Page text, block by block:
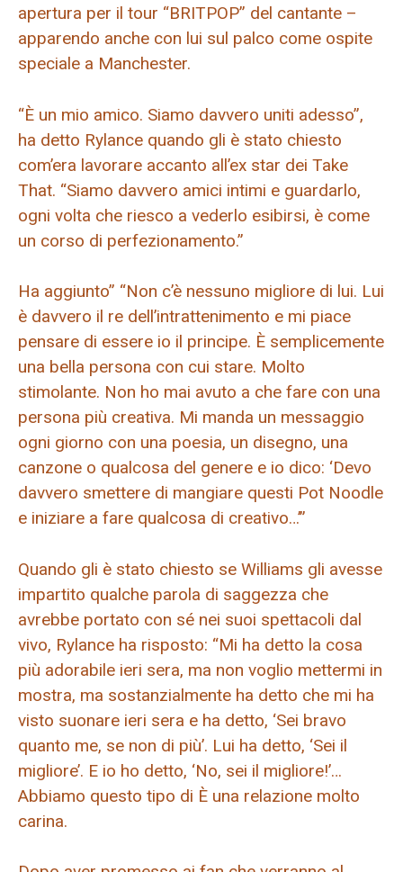
apertura per il tour “BRITPOP” del cantante –
apparendo anche con lui sul palco come ospite
speciale a Manchester.
“È un mio amico. Siamo davvero uniti adesso”,
ha detto Rylance quando gli è stato chiesto
com’era lavorare accanto all’ex star dei Take
That. “Siamo davvero amici intimi e guardarlo,
ogni volta che riesco a vederlo esibirsi, è come
un corso di perfezionamento.”
Ha aggiunto” “Non c’è nessuno migliore di lui. Lui
è davvero il re dell’intrattenimento e mi piace
pensare di essere io il principe. È semplicemente
una bella persona con cui stare. Molto
stimolante. Non ho mai avuto a che fare con una
persona più creativa. Mi manda un messaggio
ogni giorno con una poesia, un disegno, una
canzone o qualcosa del genere e io dico: ‘Devo
davvero smettere di mangiare questi Pot Noodle
e iniziare a fare qualcosa di creativo…’”
Quando gli è stato chiesto se Williams gli avesse
impartito qualche parola di saggezza che
avrebbe portato con sé nei suoi spettacoli dal
vivo, Rylance ha risposto: “Mi ha detto la cosa
più adorabile ieri sera, ma non voglio mettermi in
mostra, ma sostanzialmente ha detto che mi ha
visto suonare ieri sera e ha detto, ‘Sei bravo
quanto me, se non di più’. Lui ha detto, ‘Sei il
migliore’. E io ho detto, ‘No, sei il migliore!’…
Abbiamo questo tipo di È una relazione molto
carina.